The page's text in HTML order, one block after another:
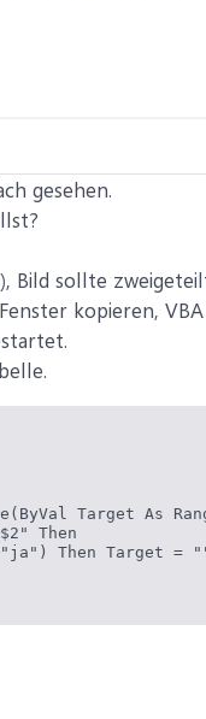
gesehen.
Bild sollte
kopieren,
Target As
Then
Then Target =